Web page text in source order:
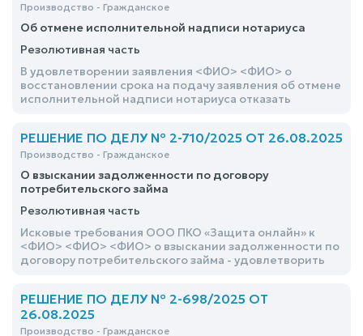
Производство - Гражданское
Об отмене исполнительной надписи нотариуса
Резолютивная часть
В удовлетворении заявления <ФИО> <ФИО> о
восстановлении срока на подачу заявления об отмене
исполнительной надписи нотариуса отказать
РЕШЕНИЕ ПО ДЕЛУ № 2-710/2025 ОТ 26.08.2025
Производство - Гражданское
О взыскании задолженности по договору
потребительского займа
Резолютивная часть
Исковые требования ООО ПКО «Защита онлайн» к
<ФИО> <ФИО> <ФИО> о взыскании задолженности по
договору потребительского займа - удовлетворить
РЕШЕНИЕ ПО ДЕЛУ № 2-698/2025 ОТ
26.08.2025
Производство - Гражданское